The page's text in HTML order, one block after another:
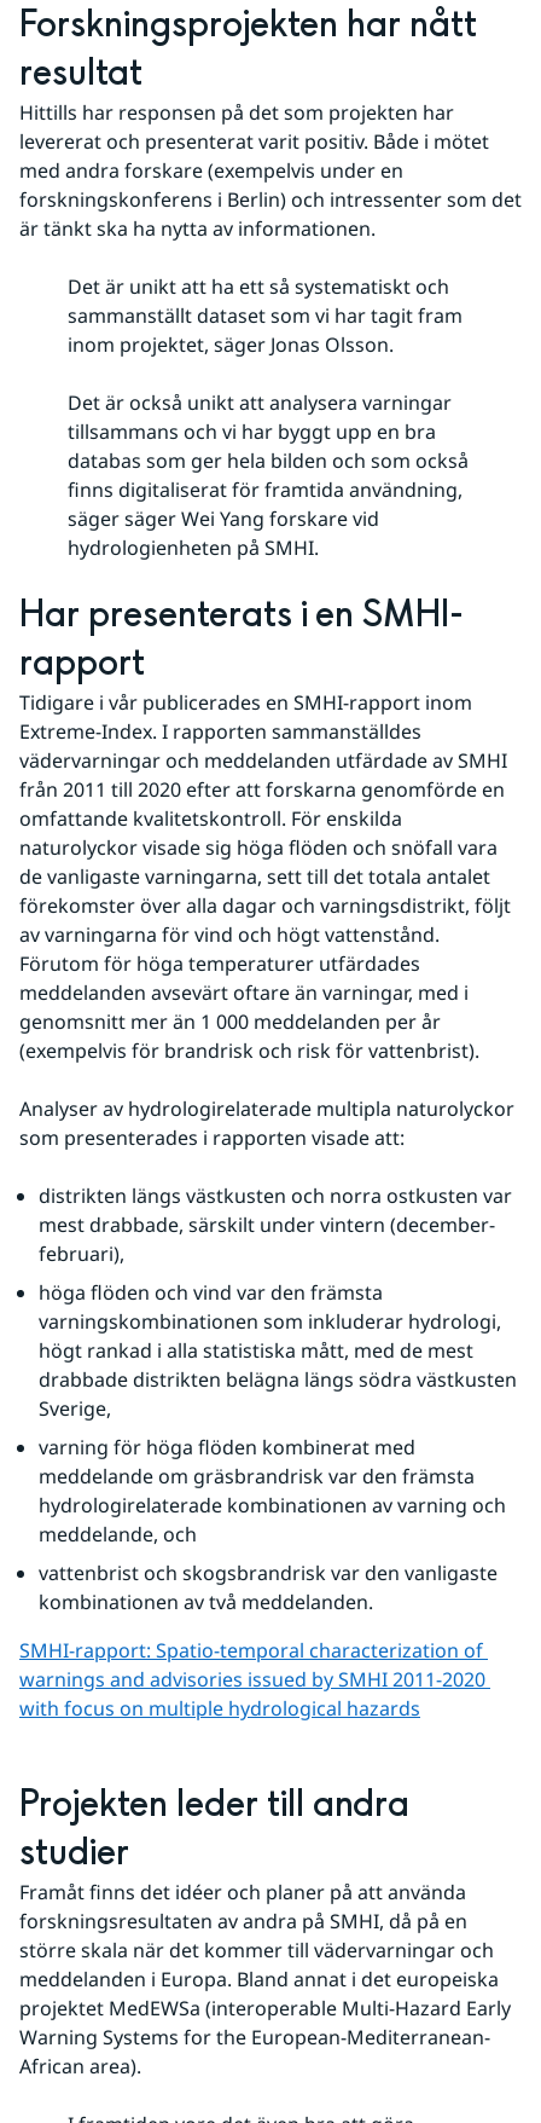
Forskningsprojekten har nått
resultat
Hittills har responsen på det som projekten har
levererat och presenterat varit positiv. Både i mötet
med andra forskare (exempelvis under en
forskningskonferens i Berlin) och intressenter som det
är tänkt ska ha nytta av informationen.
Det är unikt att ha ett så systematiskt och
sammanställt dataset som vi har tagit fram
inom projektet, säger Jonas Olsson.
Det är också unikt att analysera varningar
tillsammans och vi har byggt upp en bra
databas som ger hela bilden och som också
finns digitaliserat för framtida användning,
säger säger Wei Yang forskare vid
hydrologienheten på SMHI.
Har presenterats i en SMHI-
rapport
Tidigare i vår publicerades en SMHI-rapport inom
Extreme-Index. I rapporten sammanställdes
vädervarningar och meddelanden utfärdade av SMHI
från 2011 till 2020 efter att forskarna genomförde en
omfattande kvalitetskontroll. För enskilda
naturolyckor visade sig höga flöden och snöfall vara
de vanligaste varningarna, sett till det totala antalet
förekomster över alla dagar och varningsdistrikt, följt
av varningarna för vind och högt vattenstånd.
Förutom för höga temperaturer utfärdades
meddelanden avsevärt oftare än varningar, med i
genomsnitt mer än 1 000 meddelanden per år
(exempelvis för brandrisk och risk för vattenbrist).
Analyser av hydrologirelaterade multipla naturolyckor
som presenterades i rapporten visade att:
distrikten längs västkusten och norra ostkusten var
mest drabbade, särskilt under vintern (december-
februari),
höga flöden och vind var den främsta
varningskombinationen som inkluderar hydrologi,
högt rankad i alla statistiska mått, med de mest
drabbade distrikten belägna längs södra västkusten
Sverige,
varning för höga flöden kombinerat med
meddelande om gräsbrandrisk var den främsta
hydrologirelaterade kombinationen av varning och
meddelande, och
vattenbrist och skogsbrandrisk var den vanligaste
kombinationen av två meddelanden.
SMHI-rapport: Spatio-temporal characterization of
warnings and advisories issued by SMHI 2011-2020
with focus on multiple hydrological hazards
Projekten leder till andra
studier
Framåt finns det idéer och planer på att använda
forskningsresultaten av andra på SMHI, då på en
större skala när det kommer till vädervarningar och
meddelanden i Europa. Bland annat i det europeiska
projektet MedEWSa (interoperable Multi-Hazard Early
Warning Systems for the European-Mediterranean-
African area).